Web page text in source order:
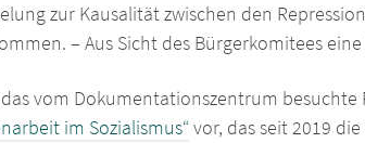
zur Kausalität zwischen den
– Aus Sicht des Bürgerkomitees
vom Dokumentationszentrum besuchte
im Sozialismus“vor, das seit 2019